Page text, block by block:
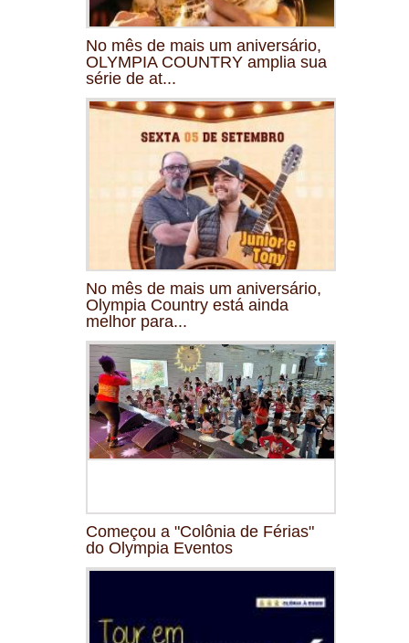
No mês de mais um aniversário,
OLYMPIA COUNTRY amplia sua
série de at...
No mês de mais um aniversário,
Olympia Country está ainda
melhor para...
Começou a "Colônia de Férias"
do Olympia Eventos